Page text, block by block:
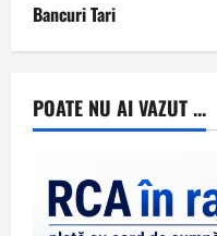
Bancuri Tari
POATE NU AI VAZUT ...